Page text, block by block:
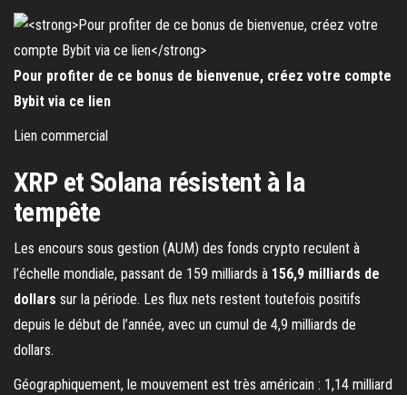
Pour profiter de ce bonus de bienvenue, créez votre compte
Bybit via ce lien
Lien commercial
XRP et Solana résistent à la
tempête
Les encours sous gestion (AUM) des fonds crypto reculent à
l’échelle mondiale, passant de 159 milliards à 156,9 milliards de
dollars sur la période. Les flux nets restent toutefois positifs
depuis le début de l’année, avec un cumul de 4,9 milliards de
dollars.
Géographiquement, le mouvement est très américain : 1,14 milliard